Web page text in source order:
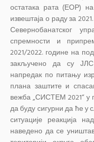
остатака рата (ЕОР)
извештаја о раду за
Севернобанатског
спремности и
2021/2022. године на
закључено да су ЈЛС
напредак по питању
плана заштите и
вежба „СИСТЕМ 2021“ у
да буду сигурни да ће у
ситуације реакција
наведено да се